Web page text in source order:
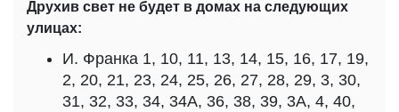
Друхив свет не будет в домах на следующих
улицах:
И. Франка 1, 10, 11, 13, 14, 15, 16, 17, 19,
2, 20, 21, 23, 24, 25, 26, 27, 28, 29, 3, 30,
31, 32, 33, 34, 34А, 36, 38, 39, 3А, 4, 40,